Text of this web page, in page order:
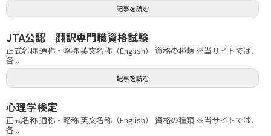
記事を読む
JTA公認 翻訳専門職資格試験
正式名称 通称・略称 英文名称（English） 資格の種類 ※当サイトでは、
各...
記事を読む
心理学検定
正式名称 通称・略称 英文名称（English） 資格の種類 ※当サイトでは、
各...